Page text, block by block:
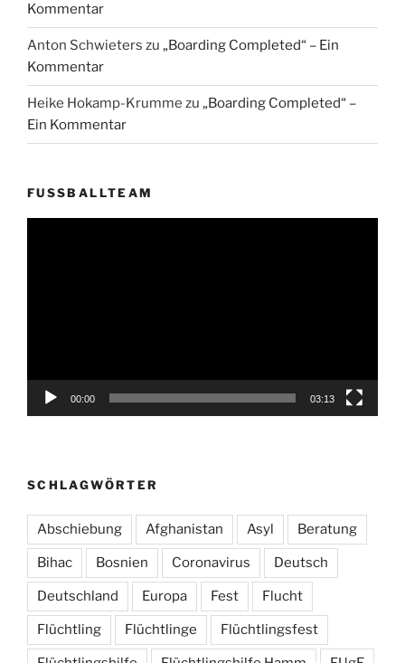
Kommentar
Anton Schwieters zu „Boarding Completed“ – Ein
Kommentar
Heike Hokamp-Krumme zu „Boarding Completed“ –
Ein Kommentar
FUSSBALLTEAM
00:00 03:13
SCHLAGWÖRTER
Abschiebung Afghanistan Asyl Beratung
Bihac Bosnien Coronavirus Deutsch
Deutschland Europa Fest Flucht
Flüchtling Flüchtlinge Flüchtlingsfest